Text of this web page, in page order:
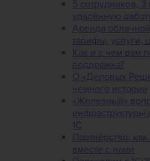
5 сотрудников,
удалённую
Аренда
тарифы, услуги,
Как и с чем вам
поддержка?
О «Деловых
немного истории
«Железный»
инфраструктуры
1С
Партнёрство:
вместе с нами